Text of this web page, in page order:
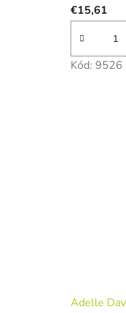
€15,61
Kód: 9526
Adelle